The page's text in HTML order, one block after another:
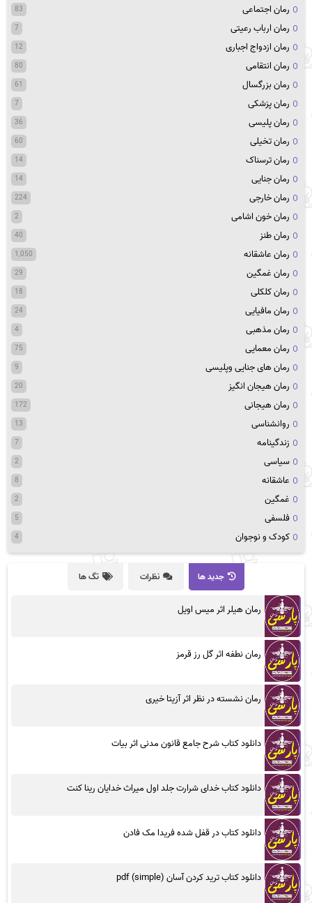
رمان اجتماعی 83
رمان ارباب رعیتی 7
رمان ازدواج اجباری 12
رمان انتقامی 80
رمان بزرگسال 61
رمان پزشکی 7
رمان پلیسی 36
رمان تخیلی 60
رمان ترسناک 14
رمان جنایی 14
رمان خارجی 224
رمان خون اشامی 2
رمان طنز 40
رمان عاشقانه 1,050
رمان غمگین 29
رمان کلکلی 18
رمان مافیایی 24
رمان مذهبی 4
رمان معمایی 75
رمان های جنایی وپلیسی 9
رمان هیجان انگیز 20
رمان هیجانی 172
روانشناسی 13
زندگینامه 7
سیاسی 2
عاشقانه 8
غمگین 2
فلسفی 5
کودک و نوجوان 4
جدید ها نظرات تگ ها
رمان هیلر اثر میس اویل
رمان نطفه اثر گل رز قرمز
رمان نشسته در نظر اثر آزیتا خیری
دانلود کتاب شرح جامع قانون مدنی اثر بیات
دانلود کتاب خدای شرارت جلد اول میراث خدایان رینا کنت
دانلود کتاب در قفل شده فریدا مک فادن
دانلود کتاب ترید کردن آسان (simple) pdf